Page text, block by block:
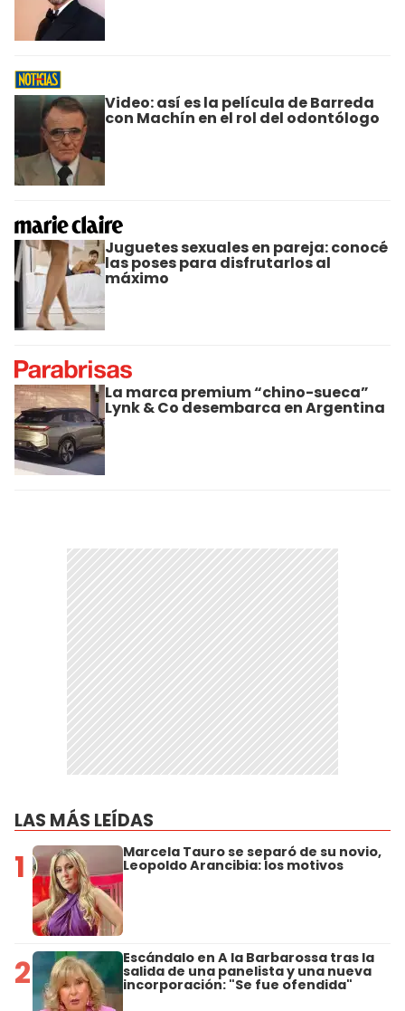
Video: así es la película de Barreda
con Machín en el rol del odontólogo
Juguetes sexuales en pareja: conocé
las poses para disfrutarlos al
máximo
La marca premium “chino-sueca”
Lynk & Co desembarca en Argentina
LAS MÁS LEÍDAS
1 Marcela Tauro se separó de su novio,
Leopoldo Arancibia: los motivos
2 Escándalo en A la Barbarossa tras la
salida de una panelista y una nueva
incorporación: "Se fue ofendida"